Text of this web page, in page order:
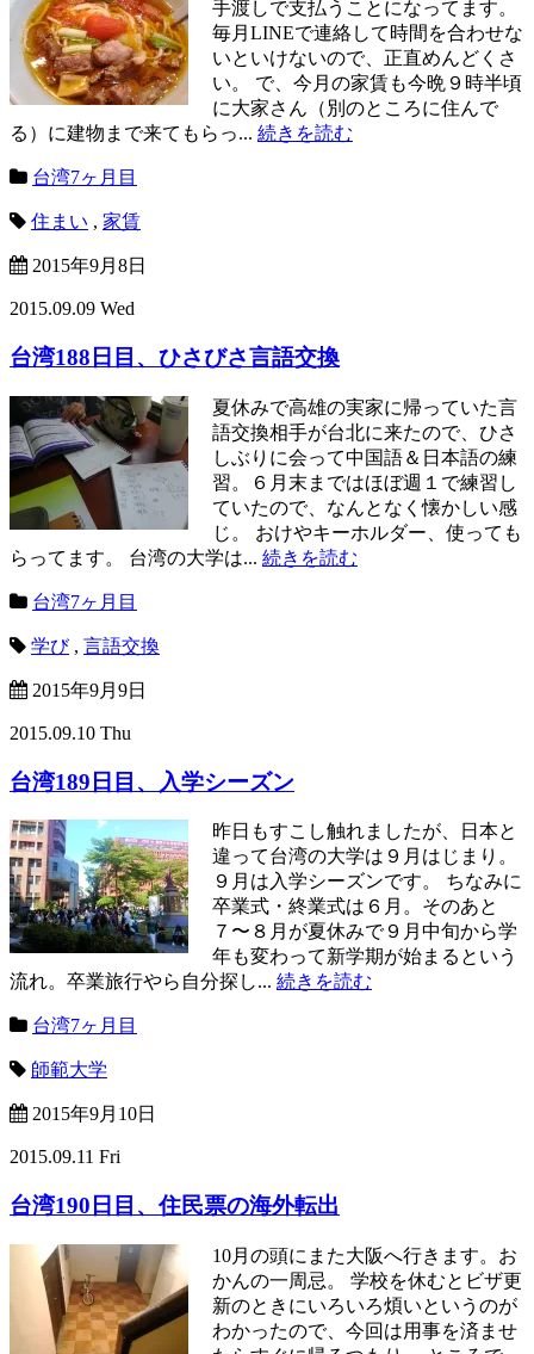
手渡しで支払うことになってます。
毎月LINEで連絡して時間を合わせな
いといけないので、正直めんどくさ
い。 で、今月の家賃も今晩９時半頃
に大家さん（別のところに住んで
る）に建物まで来てもらっ... 続きを読む
台湾7ヶ月目
住まい , 家賃
2015年9月8日
2015.09.09 Wed
台湾188日目、ひさびさ言語交換
夏休みで高雄の実家に帰っていた言
語交換相手が台北に来たので、ひさ
しぶりに会って中国語＆日本語の練
習。６月末まではほぼ週１で練習し
ていたので、なんとなく懐かしい感
じ。 おけやキーホルダー、使っても
らってます。 台湾の大学は... 続きを読む
台湾7ヶ月目
学び, 言語交換
2015年9月9日
2015.09.10 Thu
台湾189日目、入学シーズン
昨日もすこし触れましたが、日本と
違って台湾の大学は９月はじまり。
９月は入学シーズンです。 ちなみに
卒業式・終業式は６月。そのあと
７〜８月が夏休みで９月中旬から学
年も変わって新学期が始まるという
流れ。卒業旅行やら自分探し... 続きを読む
台湾7ヶ月目
師範大学
2015年9月10日
2015.09.11 Fri
台湾190日目、住民票の海外転出
10月の頭にまた大阪へ行きます。お
かんの一周忌。 学校を休むとビザ更
新のときにいろいろ煩いというのが
わかったので、今回は用事を済ませ